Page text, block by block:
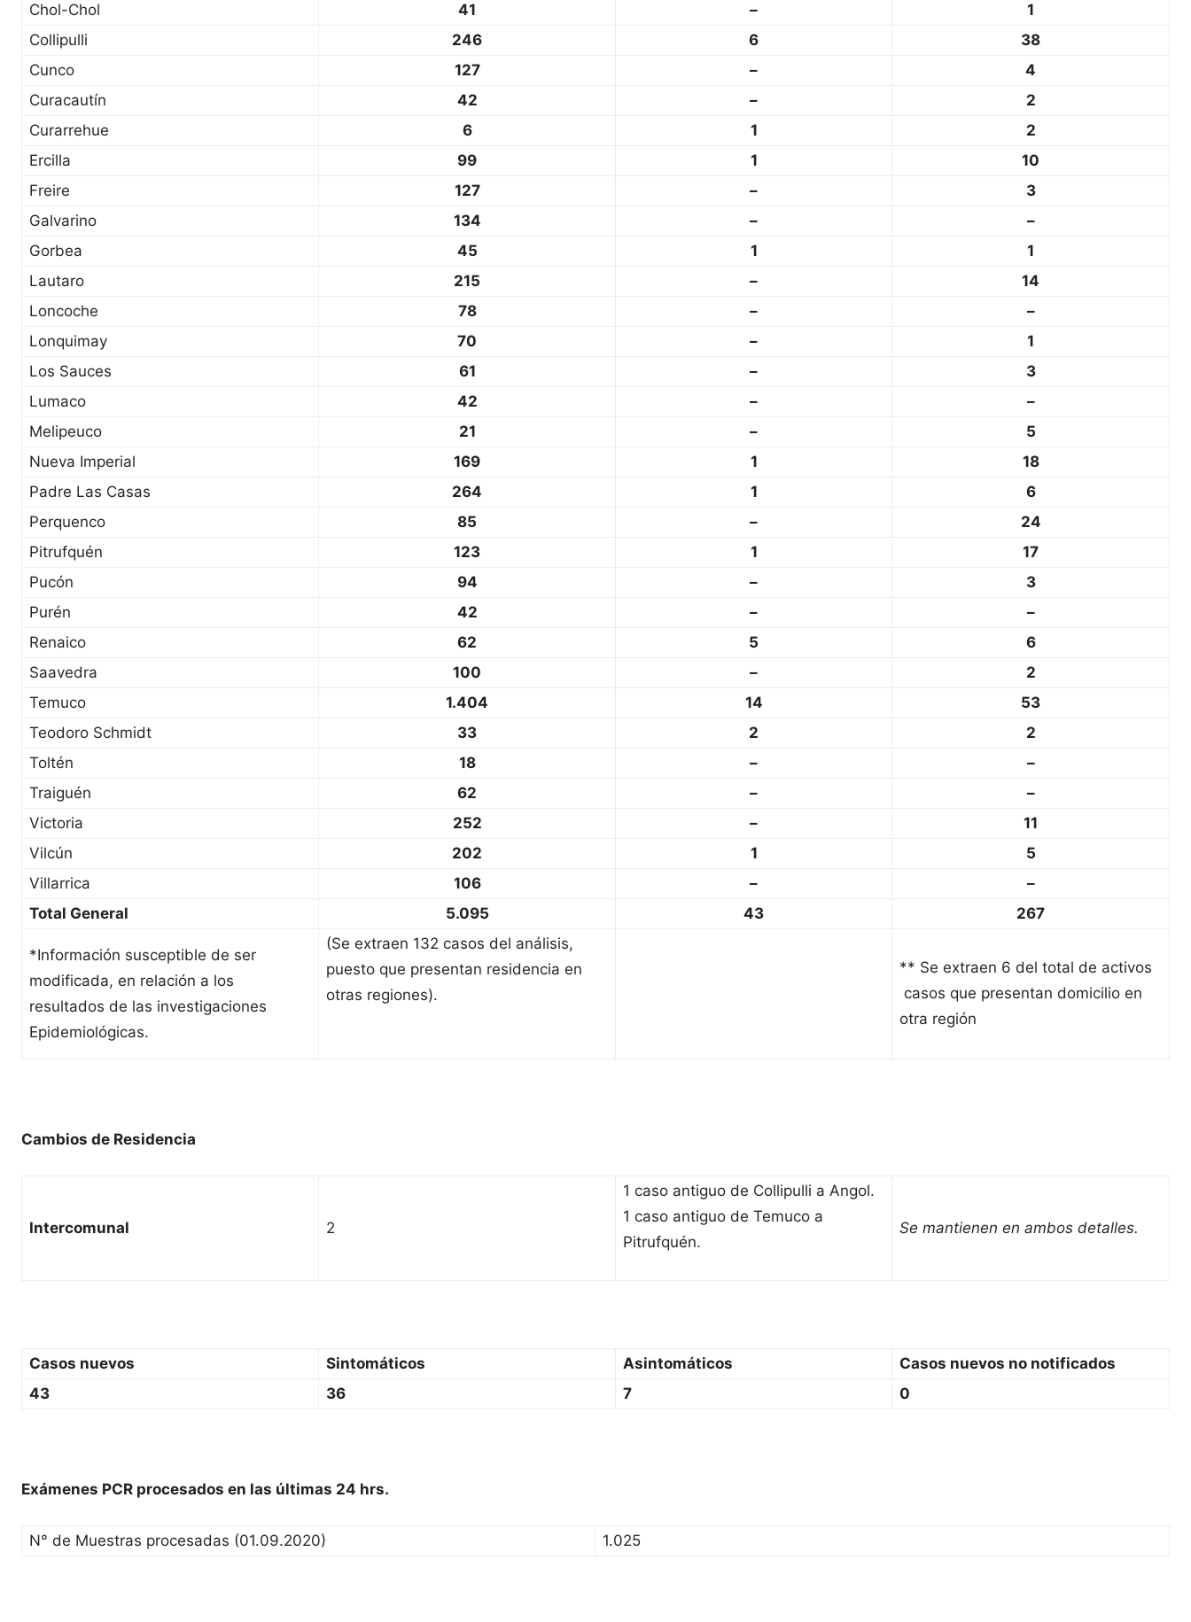
Chol-Chol
41 –
1
Collipulli
246 6
38
Cunco
127 –
4
Curacautín
42 –
2
Curarrehue
6 1
2
Ercilla
99 1
10
Freire
127 –
3
Galvarino
134 –
–
Gorbea
45 1
1
Lautaro
215 –
14
Loncoche
78 –
–
Lonquimay
70 –
1
Los Sauces
61 –
3
Lumaco
42 –
–
Melipeuco
21 –
5
Nueva Imperial
169 1
18
Padre Las Casas
264 1
6
Perquenco
85 –
24
Pitrufquén
123 1
17
Pucón
94 –
3
Purén
42 –
–
Renaico
62 5
6
Saavedra
100 –
2
Temuco
1.404 14
53
Teodoro Schmidt
33 2
2
Toltén
18 –
–
Traiguén
62 –
–
Victoria
252 –
11
Vilcún
202 1
5
Villarrica
106 –
–
Total General
5.095 43 267
*Información susceptible de ser
modificada, en relación a los
resultados de las investigaciones
Epidemiológicas.
(Se extraen 132 casos del análisis,
puesto que presentan residencia en
otras regiones).
** Se extraen 6 del total de activos
casos que presentan domicilio en
otra región
Cambios de Residencia
Intercomunal 2
1 caso antiguo de Collipulli a Angol.
1 caso antiguo de Temuco a
Pitrufquén.
Se mantienen en ambos detalles.
Casos nuevos Sintomáticos Asintomáticos
Casos nuevos no notificados
43
36 7 0
Exámenes PCR procesados en las últimas 24 hrs.
N° de Muestras procesadas (01.09.2020) 1.025